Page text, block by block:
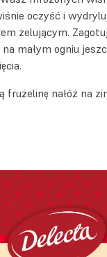
oczyść i
żelującym.
małym ogniu
frużelinę nałóż na